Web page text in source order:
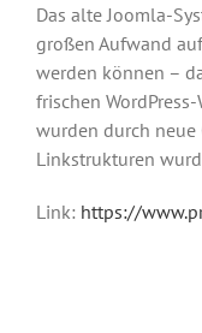
Das alte Joomla-
großen Aufwand
werden können –
frischen
wurden durch neue
Linkstrukturen
Link: https://